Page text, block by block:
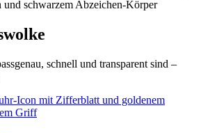
schnell und transparent sind –